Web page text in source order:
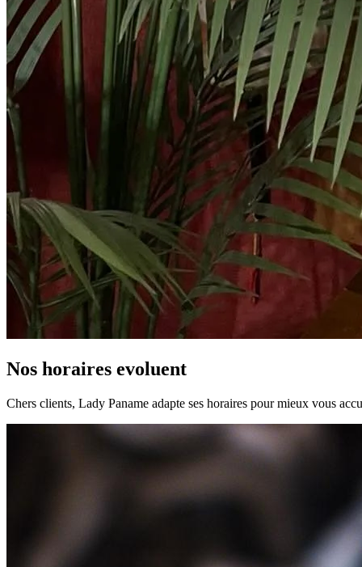
Nos horaires evoluent
Chers clients, Lady Paname adapte ses horaires pour mieux vous